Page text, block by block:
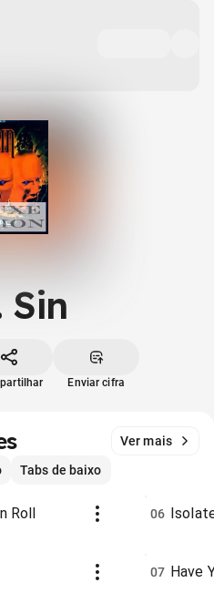
Sin
Enviar cifra
Ver mais
Tabs de baixo
Roll 06
07 Have